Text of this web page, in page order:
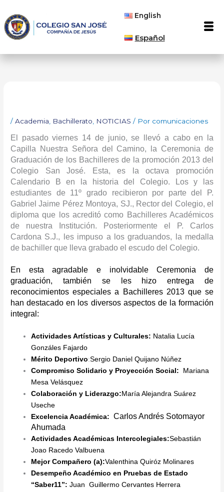
contenido
English
Español
/Academia Bachillerato NOTICIAS / Por comunicaciones
El pasado viernes 14 de junio, se llevó a cabo en la
Capilla Nuestra Señora del Camino, la Ceremonia de
Graduación de los Bachilleres de la promoción 2013 del
Colegio San José. Esta, es la octava promoción
Calendario B en la historia del Colegio.
Los y las
estudiantes de 11º grado recibieron por parte del P.
Gabriel Jaime Pérez Montoya, SJ., Rector del Colegio, el
diploma que los acreditó como Bachilleres Académicos
de nuestra Institución. Posteriormente el P. Carlos
Cardona S.J., les impuso a los graduandos, la medalla
de bachiller que lleva grabado el escudo del Colegio.
En esta agradable e inolvidable Ceremonia de
graduación, también se les hizo entrega de
reconocimientos especiales a Bachilleres 2013 que se
han destacado en los diversos aspectos de la formación
integral:
Actividades Artísticas y Culturales: Natalia Lucía
Gonzáles Fajardo
Mérito Deportivo:Sergio Daniel Quijano Núñez
Compromiso Solidario y Proyección Social:
Mariana
Mesa Velásquez
Colaboración y Liderazgo: María Alejandra Suárez
Useche
Excelencia Académica:
Carlos Andrés Sotomayor
Ahumada
Actividades Académicas Intercolegiales:Sebastián
Joao Racedo Valbuena
Mejor Compañero (a):Valenthina Quiróz Molinares
Desempeño Académico en Pruebas de Estado
“Saber11”: Juan Guillermo Cervantes Herrera